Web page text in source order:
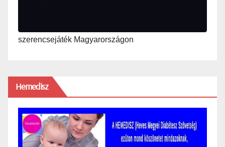
szerencsejáték Magyarországon
Hemedisz